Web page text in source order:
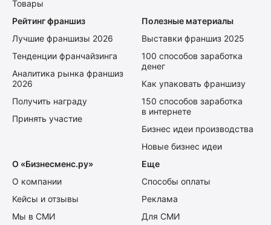
Товары
Рейтинг франшиз
Лучшие франшизы 2026
Тенденции франчайзинга
Аналитика рынка франшиз
2026
Получить награду
Принять участие
Полезные материалы
Выставки франшиз 2025
100 способов заработка
денег
Как упаковать франшизу
150 способов заработка
в интернете
Бизнес идеи производства
Новые бизнес идеи
О «Бизнесменс.ру»
О компании
Кейсы и отзывы
Мы в СМИ
Еще
Способы оплаты
Реклама
Для СМИ